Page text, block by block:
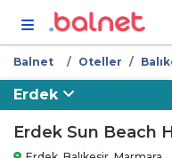
Balnet Oteller
Erdek
Erdek Sun Beach